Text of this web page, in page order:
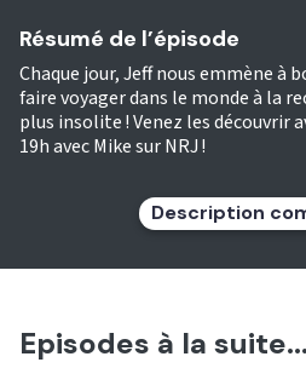
Résumé de l’épisode
Chaque jour, Jeff nous emmène à
faire voyager dans le monde à la
plus insolite ! Venez les découvrir
19h avec Mike sur NRJ !
Description
Episodes à la suite...